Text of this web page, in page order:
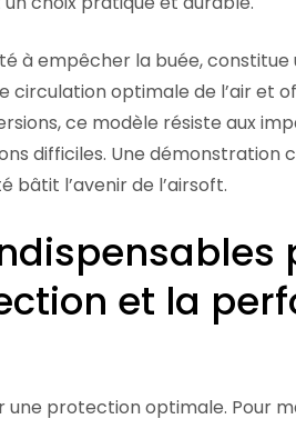
à empêcher la buée,
circulation optimale de l’air et
ce modèle résiste aux
difficiles. Une démonstration
bâtit l’avenir de l’airsoft.
et la
une protection optimale. Pour